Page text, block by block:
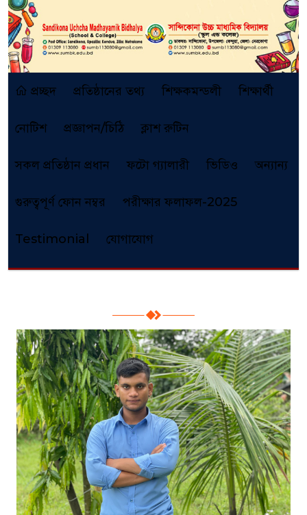
প্রচ্ছদ প্রতিষ্ঠানের তথ্য শিক্ষকমন্ডলী শিক্ষার্থী
নোটিশ প্রজ্ঞাপন/চিঠি ক্লাশ রুটিন
সকল প্রতিষ্ঠান প্রধান ফটো গ্যালারী ভিডিও অন্যান্য
গুরুত্বপূর্ণ ফোন নম্বর পরীক্ষার ফলাফল-2025
Testimonial যোগাযোগ